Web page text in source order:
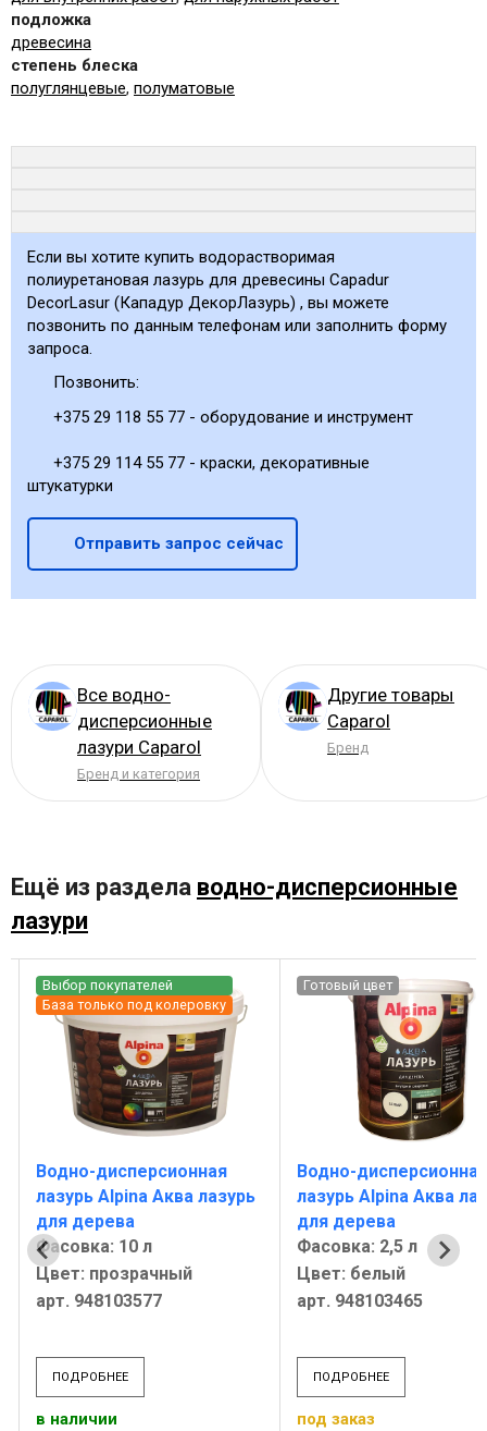
подложка
древесина
степень блеска
полуглянцевые, полуматовые
Если вы хотите купить водорастворимая
полиуретановая лазурь для древесины Capadur
DecorLasur (Кападур ДекорЛазурь) , вы можете
позвонить по данным телефонам или заполнить форму
запроса.
Позвонить:
+375 29 118 55 77 - оборудование и инструмент
+375 29 114 55 77 - краски, декоративные
штукатурки
Отправить запрос сейчас
Все водно-
дисперсионные
лазури Caparol
Бренд и категория
Другие товары
Caparol
Бренд
Ещё из раздела водно-дисперсионные
лазури
Выбор покупателей
База только под колеровку
Водно-дисперсионная
лазурь Alpina Аква лазурь
для дерева
Фасовка: 10 л
Цвет: прозрачный
арт. 948103577
ПОДРОБНЕЕ
в наличии
Готовый цвет
Водно-дисперсионная
лазурь Alpina Аква
для дерева
Фасовка: 2,5 л
Цвет: белый
арт. 948103465
ПОДРОБНЕЕ
под заказ